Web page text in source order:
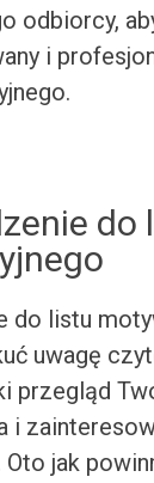
odbiorcy,
i
do
do listu
uwagę
przegląd
i
jak